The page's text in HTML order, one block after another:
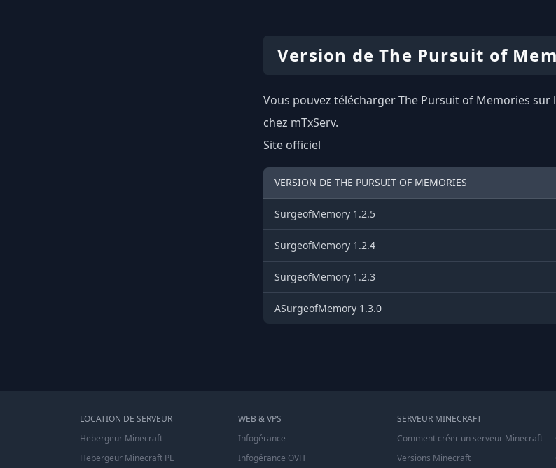
Version de The Pursuit of
Vous pouvez télécharger The Pursuit of Memories
chez mTxServ.
Site officiel
VERSION DE THE PURSUIT OF MEMORIES
SurgeofMemory 1.2.5
SurgeofMemory 1.2.4
SurgeofMemory 1.2.3
ASurgeofMemory 1.3.0
LOCATION DE SERVEUR
Hebergeur Minecraft
Hebergeur Minecraft PE
WEB & VPS
Infogérance
Infogérance OVH
SERVEUR MINECRAFT
Comment créer un serveur Minecraft
Versions Minecraft